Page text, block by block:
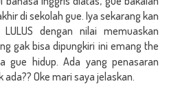
di sekolah gue. Iya sekarang kan
dengan nilai memuaskan
gak bisa dipungkiri ini emang the
gue hidup. Ada yang penasaran
ada?? Oke mari saya jelaskan.